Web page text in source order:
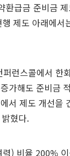
환급금 준비금
제도 아래에서
런스콜에서 한
가해도 준비금
서 제도 개선을
혔다.
) 비율 200%